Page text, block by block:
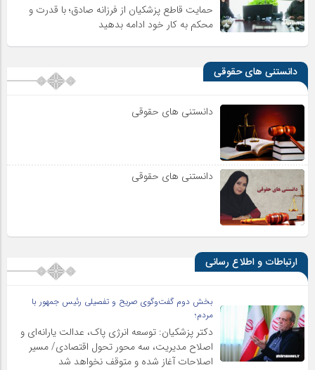
حمایت قاطع پزشکیان از فرزانه صادق؛ با قدرت و
محکم به کار خود ادامه بدهید
دانستنی های حقوقی
دانستنی های حقوقی
دانستنی های حقوقی
ارتباطات و اطلاع رسانی
بخش دوم گفت‌وگوی صریح و تفصیلی رئیس جمهور با
مردم؛
دکتر پزشکیان: توسعه انرژی پاک، عدالت یارانه‌ای و
اصلاح مدیریت، سه محور تحول اقتصادی/ مسیر
اصلاحات آغاز شده و متوقف نخواهد شد